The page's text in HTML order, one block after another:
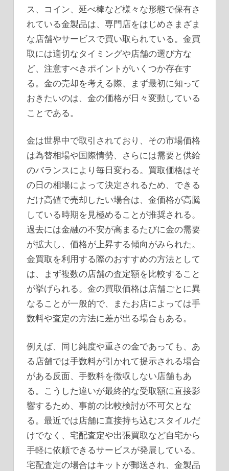
ス、コイン、延べ棒など様々な形態で保有さ
れている金製品は、専門店をはじめさまざま
な店舗やサービスで買い取られている。金買
取には適切なタイミングや店舗の選び方な
ど、注意すべきポイントがいくつか存在す
る。金の売却を考える際、まず最初に知って
おきたいのは、金の価格が日々変動している
ことである。
金は世界中で取引されており、その市場価格
は為替相場や国際情勢、さらには需要と供給
のバランスにより毎日変わる。買取価格はそ
の日の相場によって決定されるため、できる
だけ高値で売却したい場合は、金価格が高騰
している時期を見極めることが推奨される。
過去には金融の不安が高まるたびに金の需要
が拡大し、価格が上昇する傾向がみられた。
金買取を利用する際のおすすめの方法として
は、まず複数の店舗の査定額を比較すること
が挙げられる。金の買取価格は店舗ごとに異
なることが一般的で、またお店によっては手
数料や査定の方法に差が出る場合もある。
例えば、同じ純度や重さの金であっても、あ
る店舗では手数料が引かれて提示される場合
がある反面、手数料を徴収しない店舗もあ
る。こうした違いが最終的な受取額に直接影
響するため、事前の比較検討が不可欠とな
る。最近では店舗に直接持ち込むスタイルだ
けでなく、宅配査定や出張買取など自宅から
手軽に依頼できるサービスが発展している。
宅配査定の場合はキットが郵送され、金製品